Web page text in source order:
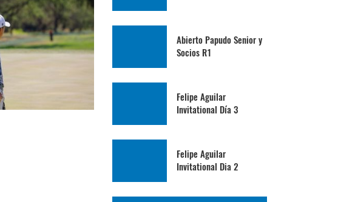
Abierto Papudo Senior y
Socios R1
Felipe Aguilar
Invitational Día 3
Felipe Aguilar
Invitational Dia 2